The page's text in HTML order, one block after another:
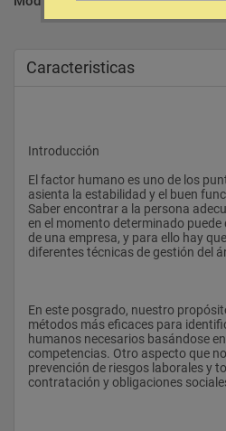
Caracteristicas
Introducción
El factor humano es uno de los
asienta la estabilidad y el buen
Saber encontrar a la persona
en el momento determinado puede
de una empresa, y para ello hay
diferentes técnicas de gestión del
En este posgrado, nuestro
métodos más eficaces para
humanos necesarios basándose
competencias. Otro aspecto que
prevención de riesgos laborales y
contratación y obligaciones